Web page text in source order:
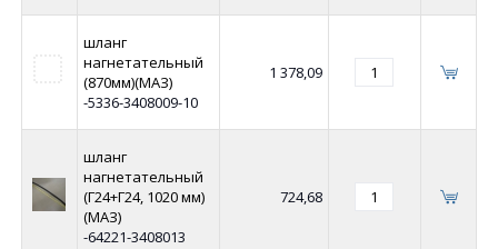
шланг
нагнетательный
(870мм)(МАЗ)
-5336-3408009-10
1 378,09
шланг
нагнетательный
(Г24+Г24, 1020 мм)
(МАЗ)
-64221-3408013
724,68